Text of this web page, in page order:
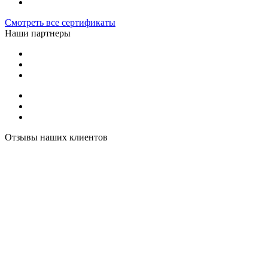
Смотреть все сертификаты
Наши партнеры
Отзывы наших клиентов